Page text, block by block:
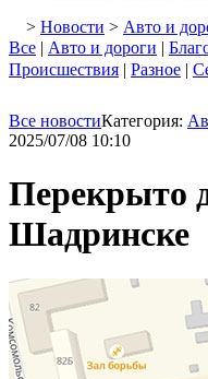
> Новости > Авто и
Все | Авто и дороги |
Происшествия | Разное |
Все новостиКатегория:
2025/07/08 10:10
Перекрыто
Шадринске